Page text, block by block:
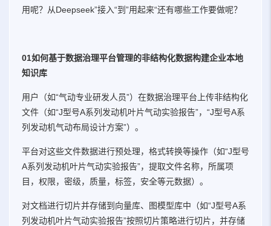
用呢？从Deepseek”接入“到”用起来“还有哪些工作要做呢？
01如何基于数据治理平台管理的非结构化数据构建企业本地
知识库
用户（如“气动专业研发人员”）在数据治理平台上传非结构化
文件（如“J型号A系列发动机叶片气动实验报告”，“J型号A系
列发动机气动布局设计方案”）。
平台对这些文件数据进行预处理，格式转换等操作（如“J型号
A系列发动机叶片气动实验报告”，提取文件名称，所属项
目，权限，密级，质量，标签，安全等元数据）。
对文档进行切片并存储到向量库、图模型库中（如“J型号A系
列发动机叶片气动实验报告”按照切片策略进行切片，并存储